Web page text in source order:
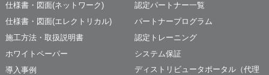
仕様書・図面(ネットワーク)
仕様書・図面(エレクトリカル)
施工方法・取扱説明書
ホワイトペーパー
導入事例
認定パートナー一覧
パートナープログラム
認定トレーニング
システム保証
ディストリビュータポータル（代理